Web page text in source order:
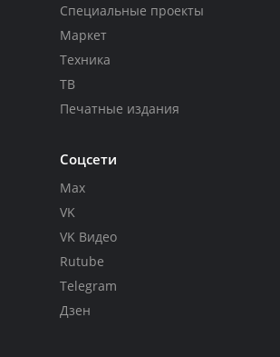
Специальные проекты
Маркет
Техника
ТВ
Печатные издания
Соцсети
Max
VK
VK Видео
Rutube
Telegram
Дзен